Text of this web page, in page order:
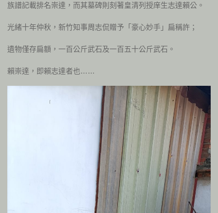
族譜記載排名崇達，而其墓碑則刻著皇清列授庠生志達賴公。
光緒十年仲秋，新竹知事周志侃贈予「豪心妙手」扁稱許；
遺物僅存扁額，一百公斤武石及一百五十公斤武石。
賴崇達，即賴志達者也……